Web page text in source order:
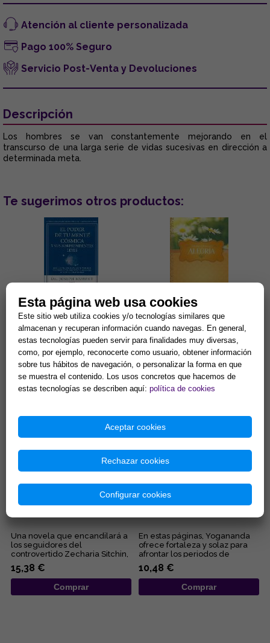
Atención al cliente personalizada
Pago 100% Seguro
Servicio Post-Venta y Devoluciones
Descripción
Los hombres se van constantemente mejorando en el
transcurso de una larga serie de vidas sucesivas en dirección a
determinada meta.
Te sugerimos otros productos:
EL PODER DE TU MENTE
CÓSMICA Y SUS
SORPRENDENTES LEYES
La fe, la sanación, el contacto
con la mente cósmica, el
coraje, la seguridad... Éstas son
algunas de las quin...
13,46 €
ALEGRÍA
Esta deliciosa colección de
libritos en formato bolsillo te
acercará a los pensamientos
de Elizabeth Clare Pro...
8,65 €
EL REY QUE SE NEGÓ A MORIR
Una novela que encandilará a
los seguidores del
controvertido Zecharia Sitchin,
pues en ella combina sus
obses...
15,38 €
Comprar
POR QUÉ DIOS PERMITE EL
En estas páginas, Yogananda
ofrece fortaleza y solaz para
afrontar los periodos de
adversidad al esclarecer lo...
10,48 €
Comprar
Esta página web usa cookies
Este sitio web utiliza cookies y/o tecnologías similares que
almacenan y recuperan información cuando navegas. En general,
estas tecnologías pueden servir para finalidades muy diversas,
como, por ejemplo, reconocerte como usuario, obtener información
sobre tus hábitos de navegación, o personalizar la forma en que
se muestra el contenido. Los usos concretos que hacemos de
estas tecnologías se describen aquí: política de cookies
Aceptar cookies
Rechazar cookies
Configurar cookies